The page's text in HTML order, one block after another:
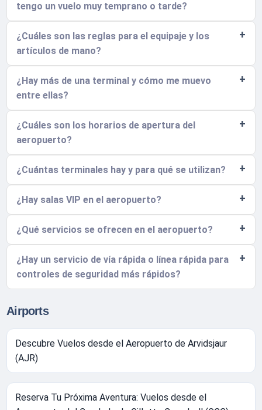
tengo un vuelo muy temprano o tarde?
¿Cuáles son las reglas para el equipaje y los
artículos de mano?
¿Hay más de una terminal y cómo me muevo
entre ellas?
¿Cuáles son los horarios de apertura del
aeropuerto?
¿Cuántas terminales hay y para qué se utilizan?
¿Hay salas VIP en el aeropuerto?
¿Qué servicios se ofrecen en el aeropuerto?
¿Hay un servicio de vía rápida o línea rápida para
controles de seguridad más rápidos?
Airports
Descubre Vuelos desde el Aeropuerto de Arvidsjaur
(AJR)
Reserva Tu Próxima Aventura: Vuelos desde el